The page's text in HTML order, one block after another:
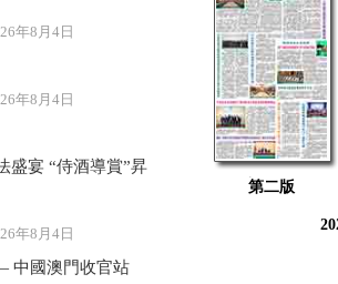
盛宴 “侍酒導賞”昇
中國澳門收官站
第二版